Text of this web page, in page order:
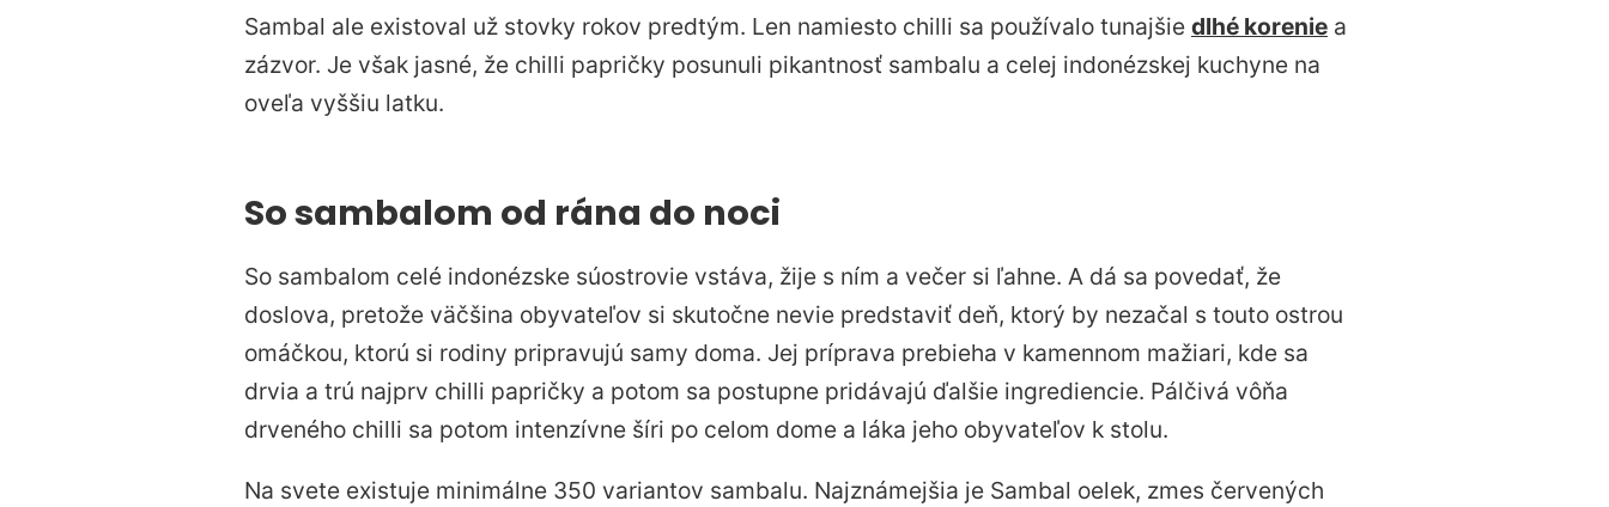
Sambal ale existoval už stovky rokov predtým. Len namiesto chilli sa používalo tunajšie dlhé korenie a
zázvor. Je však jasné, že chilli papričky posunuli pikantnosť sambalu a celej indonézskej kuchyne na
oveľa vyššiu latku.
So sambalom od rána do noci
So sambalom celé indonézske súostrovie vstáva, žije s ním a večer si ľahne. A dá sa povedať, že
doslova, pretože väčšina obyvateľov si skutočne nevie predstaviť deň, ktorý by nezačal s touto ostrou
omáčkou, ktorú si rodiny pripravujú samy doma. Jej príprava prebieha v kamennom mažiari, kde sa
drvia a trú najprv chilli papričky a potom sa postupne pridávajú ďalšie ingrediencie. Pálčivá vôňa
drveného chilli sa potom intenzívne šíri po celom dome a láka jeho obyvateľov k stolu.
Na svete existuje minimálne 350 variantov sambalu. Najznámejšia je Sambal oelek, zmes červených